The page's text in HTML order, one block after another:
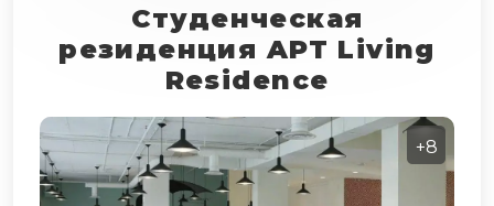
Студенческая
резиденция APT Living
Residence
+8